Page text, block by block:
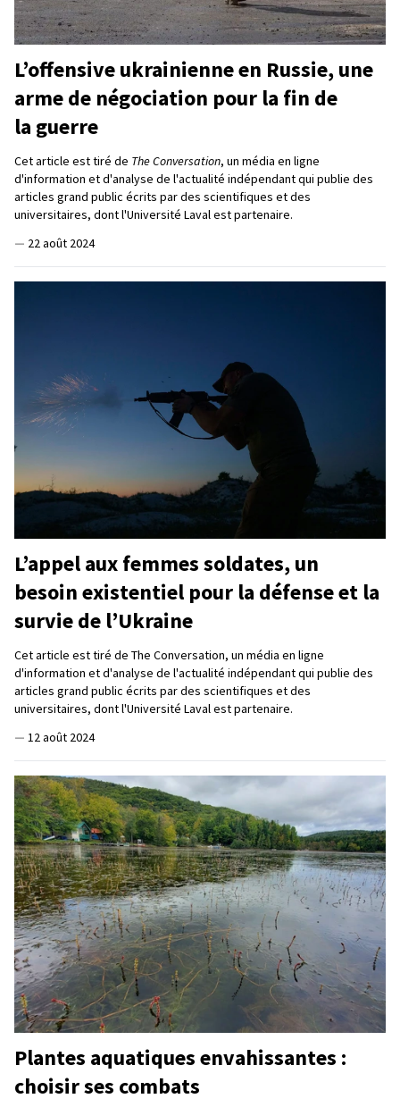
L’offensive ukrainienne en Russie, une
arme de négociation pour la fin de
la guerre
Cet article est tiré de The Conversation, un média en ligne
d'information et d'analyse de l'actualité indépendant qui publie des
articles grand public écrits par des scientifiques et des
universitaires, dont l'Université Laval est partenaire.
— 22 août 2024
L’appel aux femmes soldates, un
besoin existentiel pour la défense et la
survie de l’Ukraine
Cet article est tiré de The Conversation, un média en ligne
d'information et d'analyse de l'actualité indépendant qui publie des
articles grand public écrits par des scientifiques et des
universitaires, dont l'Université Laval est partenaire.
— 12 août 2024
Plantes aquatiques envahissantes :
choisir ses combats